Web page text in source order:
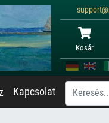
Kosár
Kapcsolat